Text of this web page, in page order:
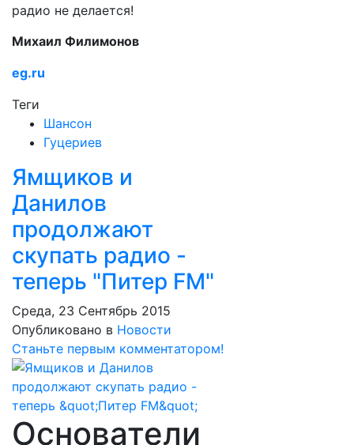
радио не делается!
Михаил Филимонов
eg.ru
Теги
Шансон
Гуцериев
Ямщиков и
Данилов
продолжают
скупать радио -
теперь "Питер FM"
Среда, 23 Сентябрь 2015
Опубликовано в Новости
Станьте первым комментатором!
Основатели